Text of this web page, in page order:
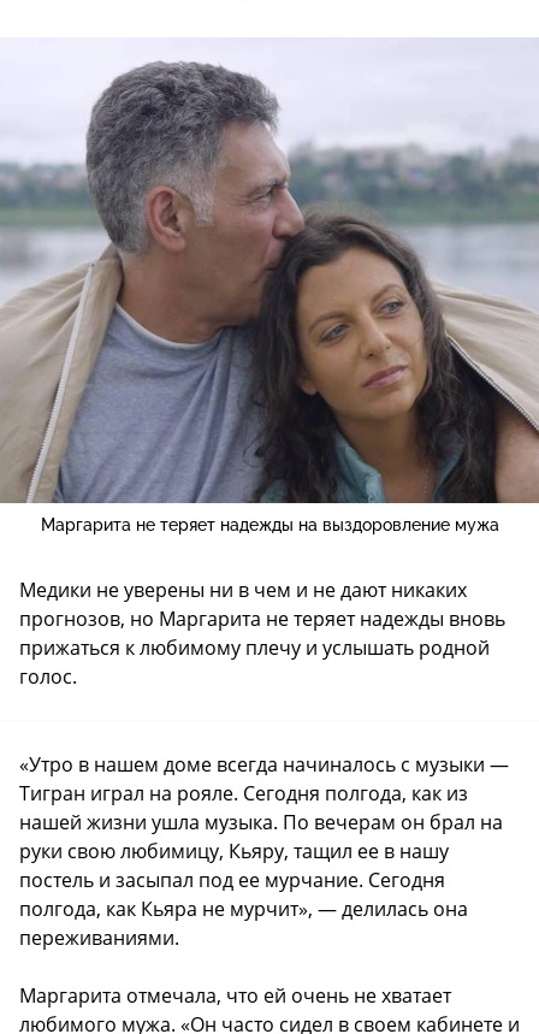
Маргарита не теряет надежды на выздоровление мужа
Медики не уверены ни в чем и не дают никаких
прогнозов, но Маргарита не теряет надежды вновь
прижаться к любимому плечу и услышать родной
голос.
«Утро в нашем доме всегда начиналось с музыки —
Тигран играл на рояле. Сегодня полгода, как из
нашей жизни ушла музыка. По вечерам он брал на
руки свою любимицу, Кьяру, тащил ее в нашу
постель и засыпал под ее мурчание. Сегодня
полгода, как Кьяра не мурчит», — делилась она
переживаниями.
Маргарита отмечала, что ей очень не хватает
любимого мужа. «Он часто сидел в своем кабинете и